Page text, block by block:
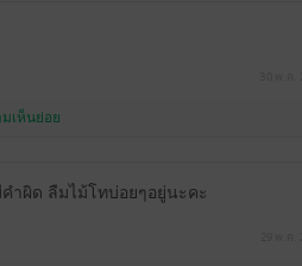
เห็นย่อย
ำผิด ลืมไม้โทบ่อยๆอยู่นะคะ